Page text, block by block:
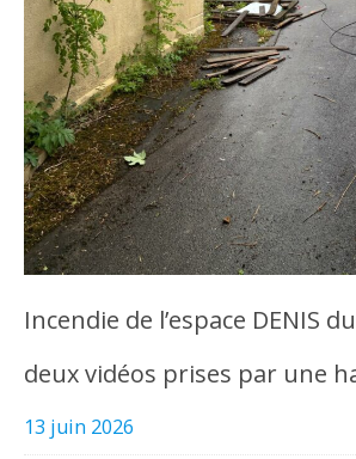
Incendie de l’espace DENIS
deux vidéos prises par une
13 juin 2026